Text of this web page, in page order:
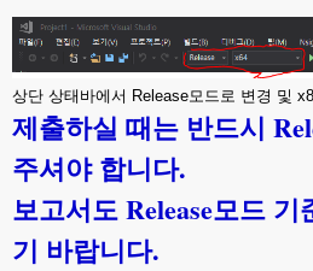
상단 상태바에서 Release모드로 변경 및
제출하실 때는 반드시
주셔야 합니다.
보고서도 Release모드
기 바랍니다.